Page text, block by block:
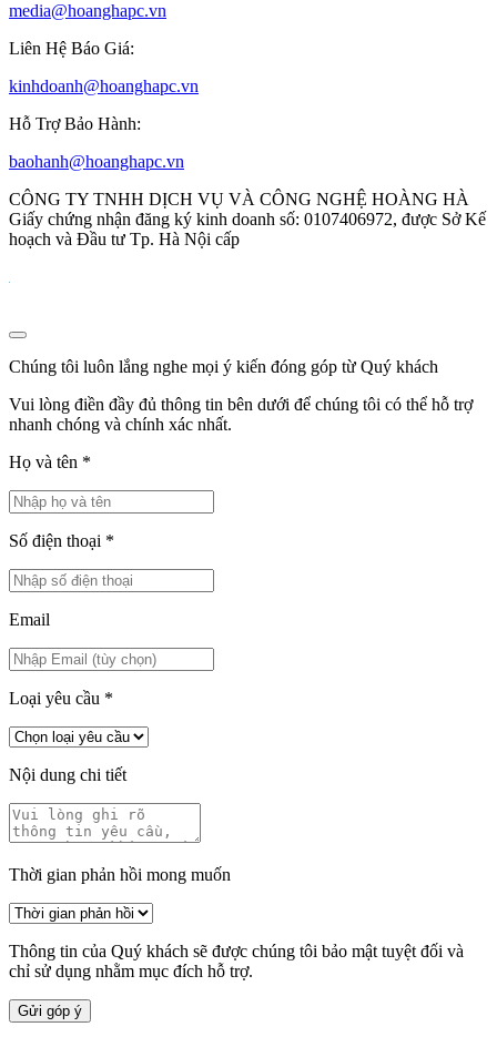
media@hoanghapc.vn
Liên Hệ Báo Giá:
kinhdoanh@hoanghapc.vn
Hỗ Trợ Bảo Hành:
baohanh@hoanghapc.vn
CÔNG TY TNHH DỊCH VỤ VÀ CÔNG NGHỆ HOÀNG HÀ
Giấy chứng nhận đăng ký kinh doanh số: 0107406972, được Sở Kế
hoạch và Đầu tư Tp. Hà Nội cấp
Chúng tôi luôn lắng nghe mọi ý kiến đóng góp từ Quý khách
Vui lòng điền đầy đủ thông tin bên dưới để chúng tôi có thể hỗ trợ
nhanh chóng và chính xác nhất.
Họ và tên *
Số điện thoại *
Email
Loại yêu cầu *
Nội dung chi tiết
Thời gian phản hồi mong muốn
Thông tin của Quý khách sẽ được chúng tôi bảo mật tuyệt đối và
chỉ sử dụng nhằm mục đích hỗ trợ.
Gửi góp ý